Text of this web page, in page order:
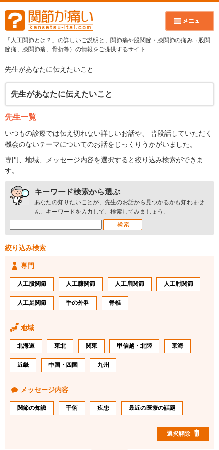
「人工関節とは？」の詳しいご説明と、関節痛や股関節・膝関節の痛み（股関
節痛、膝関節痛、骨折等）の情報をご提供するサイト
先生があなたに伝えたいこと
先生があなたに伝えたいこと
先生一覧
いつもの診療では伝え切れない詳しいお話や、 普段話していただく
機会のないテーマについてのお話をじっくりうかがいました。
専門、地域、メッセージ内容を選択すると絞り込み検索ができま
す。
キーワード検索から選ぶ
あなたの知りたいことが、先生のお話から見つかるかも知れませ
ん。キーワードを入力して、検索してみましょう。
絞り込み検索
専門
人工股関節 人工膝関節 人工肩関節 人工肘関節
人工足関節 手の外科 脊椎
地域
北海道 東北 関東 甲信越・北陸 東海
近畿 中国・四国 九州
メッセージ内容
関節の知識 手術 疾患 最近の医療の話題
選択解除